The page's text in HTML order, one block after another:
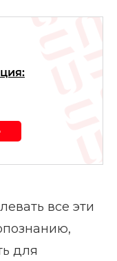
все эти
для